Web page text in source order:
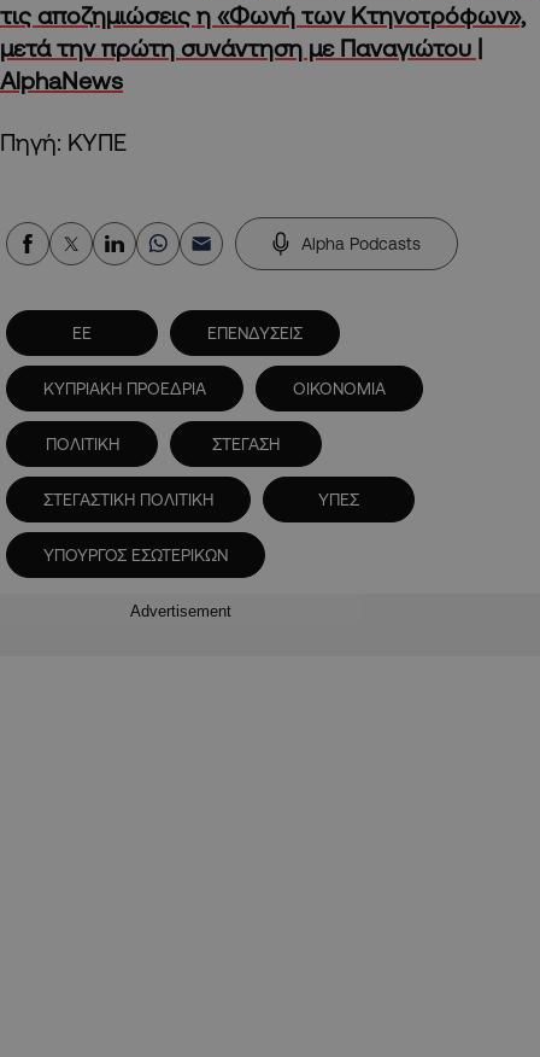
τις αποζημιώσεις η «Φωνή των Κτηνοτρόφων»,
μετά την πρώτη συνάντηση με Παναγιώτου |
AlphaNews
Πηγή: ΚΥΠΕ
Alpha Podcasts
ΕΕ ΕΠΕΝΔΥΣΕΙΣ
ΚΥΠΡΙΑΚΗ ΠΡΟΕΔΡΙΑ ΟΙΚΟΝΟΜΙΑ
ΠΟΛΙΤΙΚΗ ΣΤΕΓΑΣΗ
ΣΤΕΓΑΣΤΙΚΗ ΠΟΛΙΤΙΚΗ ΥΠΕΣ
ΥΠΟΥΡΓΟΣ ΕΣΩΤΕΡΙΚΩΝ
Advertisement